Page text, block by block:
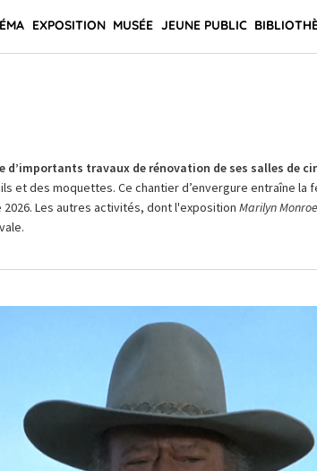
EXPOSITION MUSÉE JEUNE PUBLIC
d’importants travaux de rénovation de ses salles de
et des moquettes. Ce chantier d’envergure entraîne
Les autres activités, dont l'exposition Marilyn Monroe